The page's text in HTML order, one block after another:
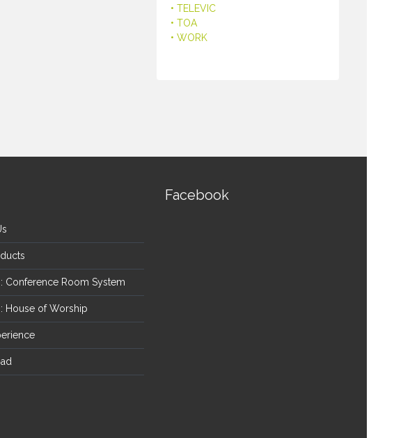
• TELEVIC
• TOA
• WORK
Conference Room System
House of Worship
Facebook